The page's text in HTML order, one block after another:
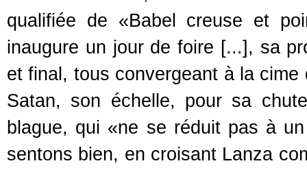
qualifiée de «Babel creuse et
inaugure un jour de foire [...], sa
et final, tous convergeant à la
Satan, son échelle, pour sa
blague, qui «ne se réduit pas à
sentons bien, en croisant Lanza